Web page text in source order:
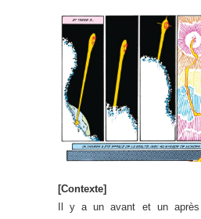
[Contexte]
Il y a un avant et un après